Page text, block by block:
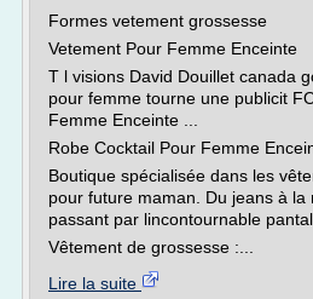
Formes vetement grossesse
Vetement Pour Femme Enceinte
T l visions David Douillet canada
pour femme tourne une publicit
Femme Enceinte ...
Robe Cocktail Pour Femme
Boutique spécialisée dans les
pour future maman. Du jeans à la
passant par lincontournable
Vêtement de grossesse :...
Lire la suite